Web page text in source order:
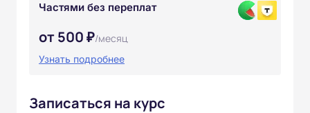
Частями без переплат
от 500 ₽/месяц
Узнать подробнее
Записаться на курс